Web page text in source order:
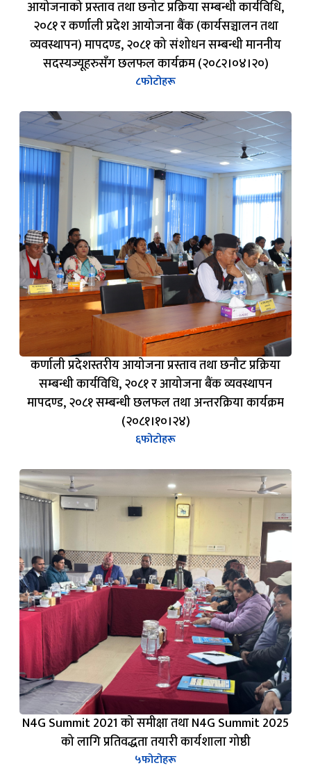
आयोजनाको प्रस्ताव तथा छनोट प्रक्रिया सम्बन्धी कार्यविधि,
२०८१ र कर्णाली प्रदेश आयोजना बैंक (कार्यसञ्चालन तथा
व्यवस्थापन) मापदण्ड, २०८१ को संशोधन सम्बन्धी माननीय
सदस्यज्यूहरुसँग छलफल कार्यक्रम (२०८२।०४।२०)
८फोटोहरू
कर्णाली प्रदेशस्तरीय आयोजना प्रस्ताव तथा छनौट प्रक्रिया
सम्बन्धी कार्यविधि, २०८१ र आयोजना बैंक व्यवस्थापन
मापदण्ड, २०८१ सम्बन्धी छलफल तथा अन्तरक्रिया कार्यक्रम
(२०८१।१०।२४)
६फोटोहरू
N4G Summit 2021 को समीक्षा तथा N4G Summit 2025
को लागि प्रतिवद्धता तयारी कार्यशाला गोष्ठी
५फोटोहरू